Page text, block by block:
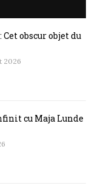
obscur objet du
2026
cu Maja Lunde